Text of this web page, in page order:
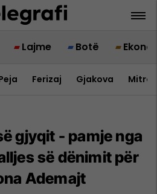
Lajme Botë
Ferizaj Gjakova
gjyqit - pamje nga
së dënimit për
Ademajt